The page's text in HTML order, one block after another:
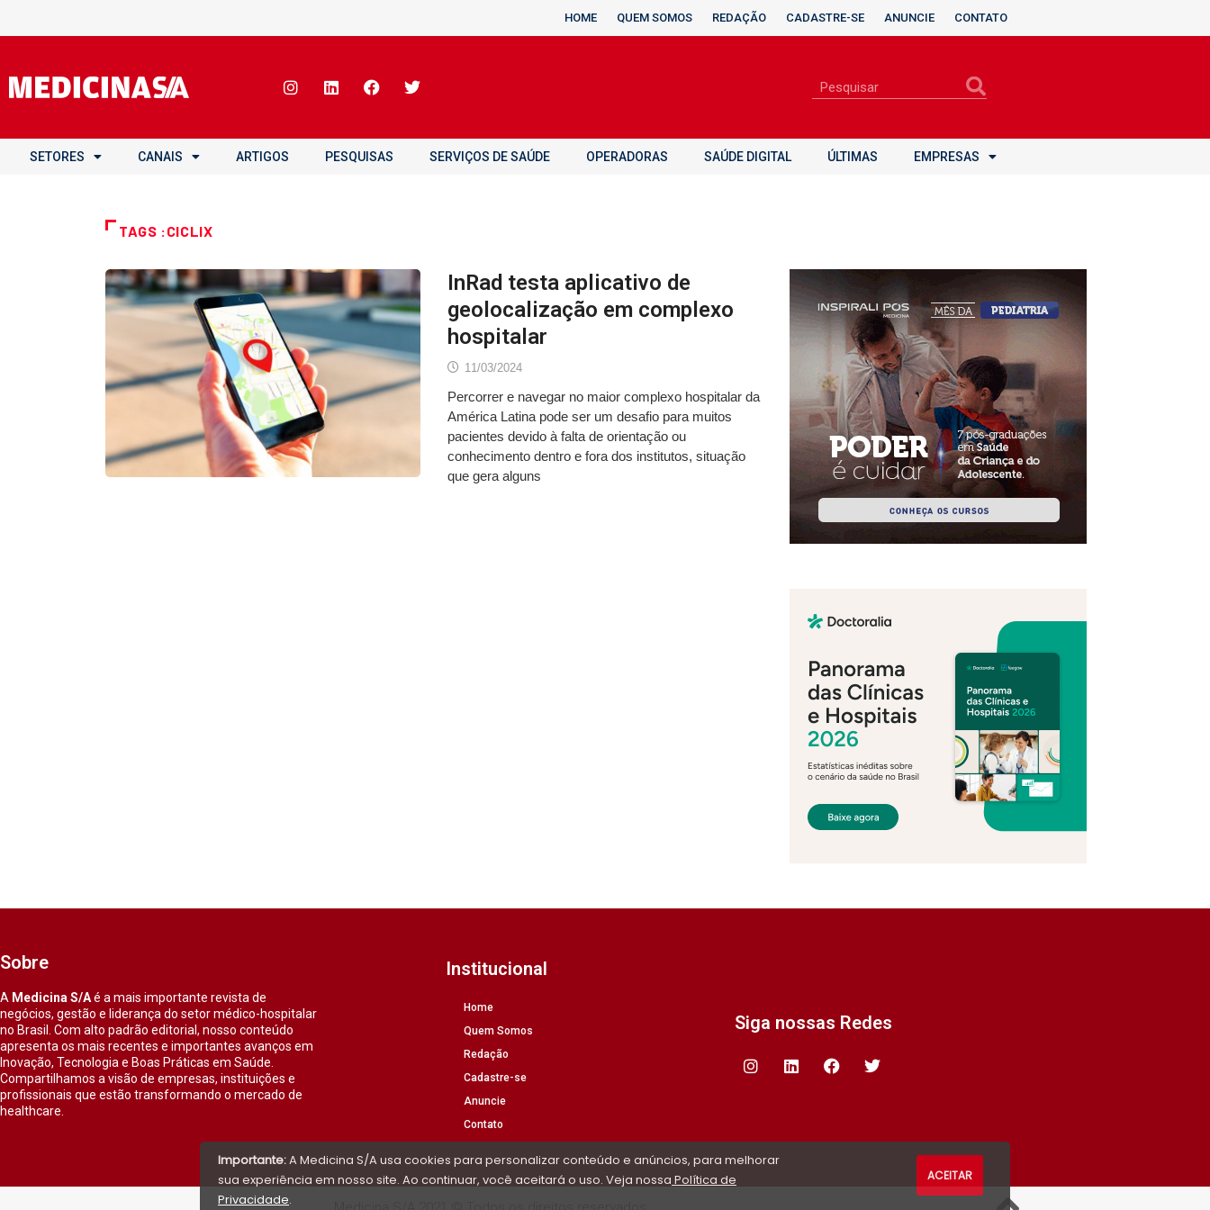
HOME QUEM SOMOS REDAÇÃO CADASTRE-SE ANUNCIE CONTATO
SETORES CANAIS ARTIGOS PESQUISAS SERVIÇOS DE SAÚDE OPERADORAS SAÚDE DIGITAL ÚLTIMAS EMPRESAS
TAGS :CICLIX
InRad testa aplicativo de
geolocalização em complexo
hospitalar
11/03/2024
Percorrer e navegar no maior complexo hospitalar da
América Latina pode ser um desafio para muitos
pacientes devido à falta de orientação ou
conhecimento dentro e fora dos institutos, situação
que gera alguns
Sobre
A Medicina S/Aé a mais importante revista de
negócios, gestão e liderança do setor médico-hospitalar
no Brasil. Com alto padrão editorial, nosso conteúdo
apresenta os mais recentes e importantes avanços em
Inovação, Tecnologia e Boas Práticas em Saúde.
Compartilhamos a visão de empresas, instituições e
profissionais que estão transformando o mercado de
healthcare.
Institucional
Home
Quem Somos
Redação
Cadastre-se
Anuncie
Contato
Siga nossas Redes
Importante:A Medicina S/A usa cookies para personalizar conteúdo e anúncios, para melhorar
sua experiência em nosso site. Ao continuar, você aceitará o uso. Veja nossa Política de
Privacidade.
ACEITAR